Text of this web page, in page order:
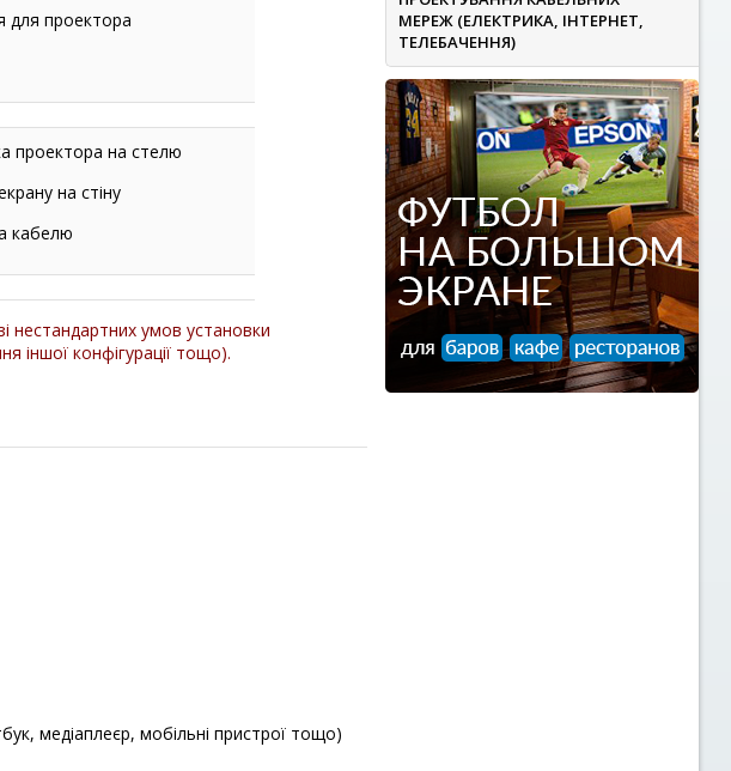
для проектора
проектора на стелю
на стіну
кабелю
нестандартних умов установки
іншої конфігурації тощо).
медіаплеєр, мобільні пристрої тощо)
МЕРЕЖ (ЕЛЕКТРИКА, ІНТЕРНЕТ,
ТЕЛЕБАЧЕННЯ)